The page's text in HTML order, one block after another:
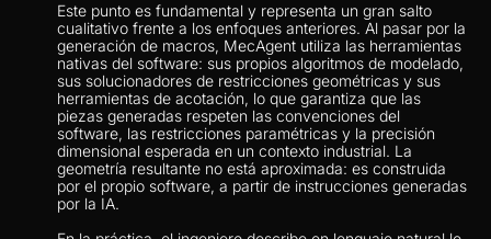
Este punto es fundamental y representa un gran salto
cualitativo frente a los enfoques anteriores. Al pasar por la
generación de macros, MecAgent utiliza las herramientas
nativas del software: sus propios algoritmos de modelado,
sus solucionadores de restricciones geométricas y sus
herramientas de acotación, lo que garantiza que las
piezas generadas respeten las convenciones del
software, las restricciones paramétricas y la precisión
dimensional esperada en un contexto industrial. La
geometría resultante no está aproximada: es construida
por el propio software, a partir de instrucciones generadas
por la IA.